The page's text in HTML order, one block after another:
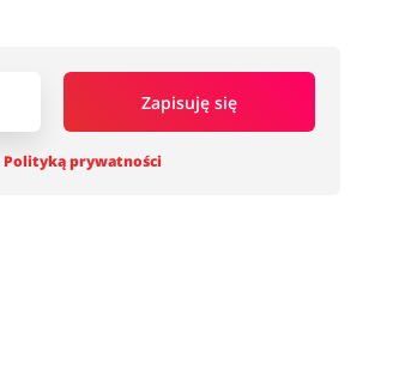
Zapisuję się
Polityką prywatności